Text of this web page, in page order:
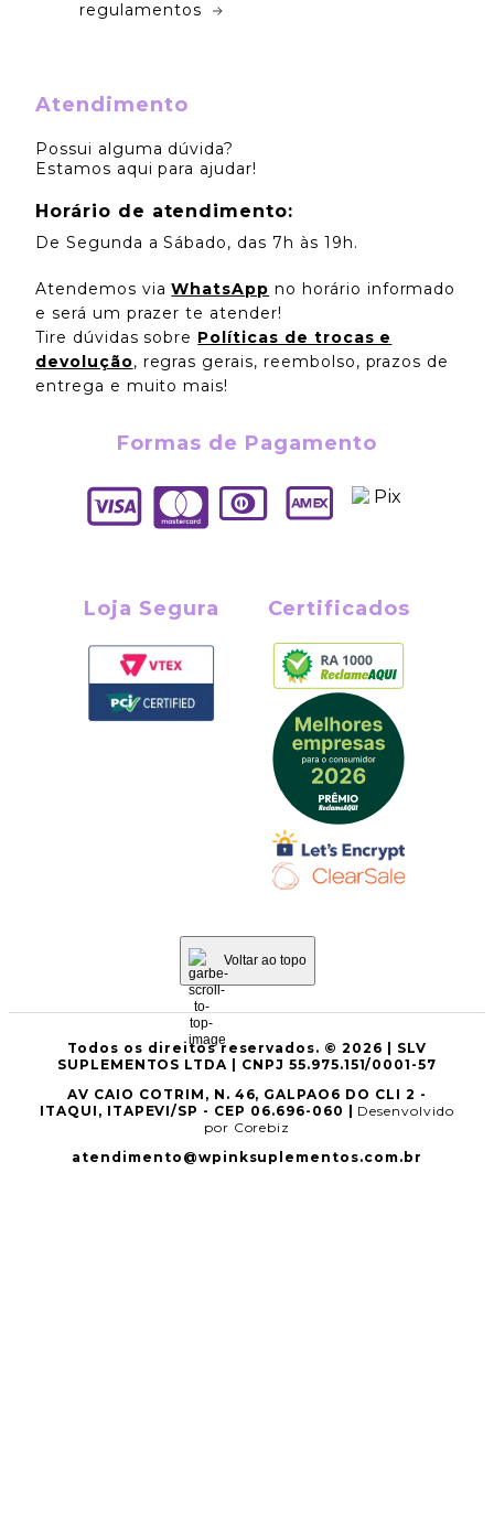
regulamentos
Atendimento
Possui alguma dúvida?
Estamos aqui para ajudar!
Horário de atendimento:
De Segunda a Sábado, das 7h às 19h.
Atendemos via WhatsApp no horário informado
e será um prazer te atender!
Tire dúvidas sobre Políticas de trocas e
devolução, regras gerais, reembolso, prazos de
entrega e muito mais!
Formas de Pagamento
Loja Segura Certificados
Voltar ao topo
Todos os direitos reservados. © 2026 | SLV
SUPLEMENTOS LTDA | CNPJ 55.975.151/0001-57
AV CAIO COTRIM, N. 46, GALPAO6 DO CLI 2 -
ITAQUI, ITAPEVI/SP - CEP 06.696-060 | Desenvolvido
por Corebiz
atendimento@wpinksuplementos.com.br